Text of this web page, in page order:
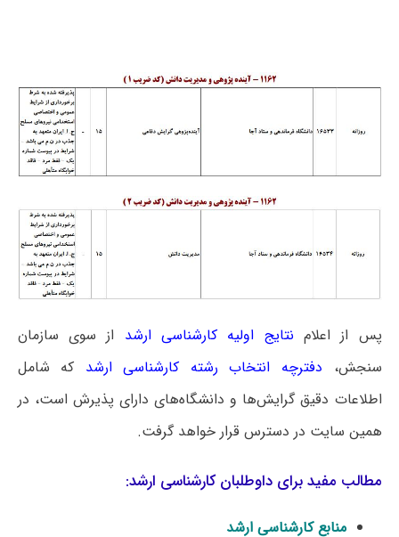
پس از اعلام نتایج اولیه کارشناسی ارشد از سوی سازمان
سنجش، دفترچه انتخاب رشته کارشناسی ارشد که شامل
اطلاعات دقیق گرایش‌ها و دانشگاه‌های دارای پذیرش است، در
همین سایت در دسترس قرار خواهد گرفت.
مطالب مفید برای داوطلبان کارشناسی ارشد:
منابع کارشناسی ارشد